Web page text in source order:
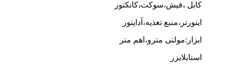
کابل ،فیش،سوکت،کانکتور
اینورتر،منبع تغذیه،آداپتور
ابزار:مولتی مترو،اهم متر
استابلایزر